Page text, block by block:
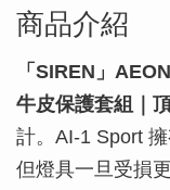
商品介紹
「SIREN」
牛皮保護套組｜
計。AI-1 Sport
但燈具一旦受損